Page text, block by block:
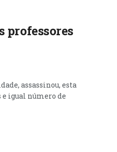
professores
assassinou, esta
e igual número de